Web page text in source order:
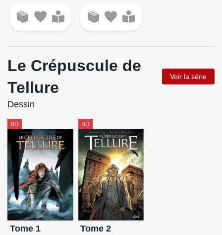
Le Crépuscule de
Tellure
Voir la série
Dessin
BD
Tome 1
BD
Tome 2